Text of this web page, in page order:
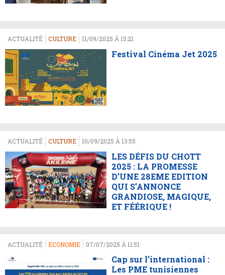
ACTUALITÉ CULTURE 11/09/2025 À 15:21
Festival Cinéma Jet 2025
ACTUALITÉ CULTURE 10/09/2025 À 13:55
LES DÉFIS DU CHOTT
2025 : LA PROMESSE
D’UNE 28EME EDITION
QUI S’ANNONCE
GRANDIOSE, MAGIQUE,
ET FÉÉRIQUE !
ACTUALITÉ ECONOMIE 07/07/2025 À 11:51
Cap sur l’international :
Les PME tunisiennes